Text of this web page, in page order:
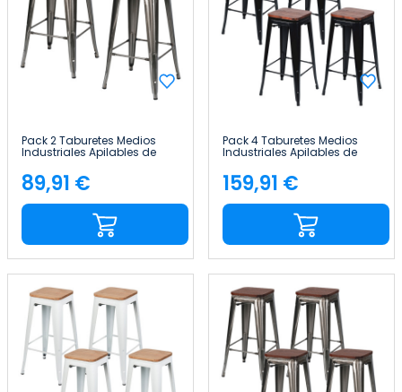
Pack 2 Taburetes Medios
Industriales Apilables de
Acero y Madera
43x43x76cm Thinia Home
Precio
89,91 €
Pack 4 Taburetes Medios
Industriales Apilables de
Acero y Madera
43x43x76cm Thinia Home
Precio
159,91 €